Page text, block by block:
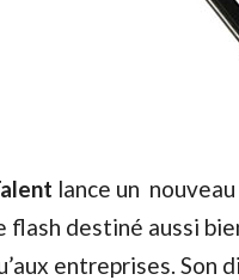
lance un
flash destiné aussi
entreprises. Son